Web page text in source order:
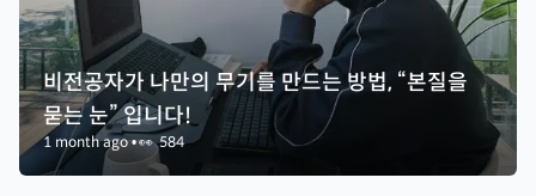
비전공자가 나만의 무기를 만드는 방법, “본질을
묻는 눈” 입니다!
1 month ago•👀584